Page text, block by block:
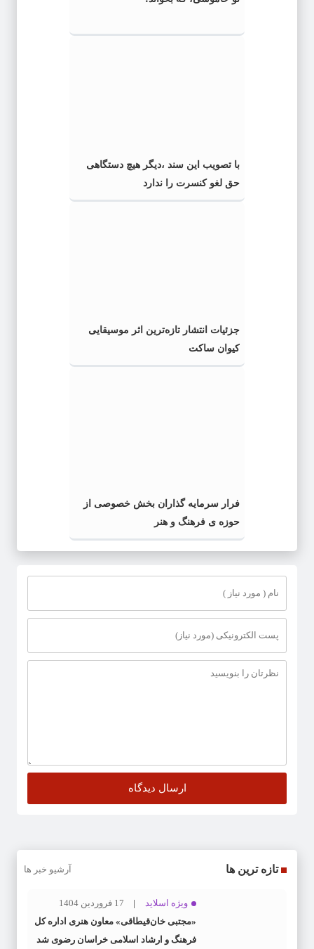
با تصویب این سند ،دیگر هیچ دستگاهی
حق لغو کنسرت را ندارد
جزئیات انتشار تازه‌ترین اثر موسیقایی
کیوان ساکت
فرار سرمایه گذاران بخش خصوصی از
حوزه ی فرهنگ و هنر
تازه ترین ها آرشیو خبر ها
ویژه اسلاید
17 فروردین 1404
«مجتبی خان‌قیطاقی» معاون هنری اداره کل
فرهنگ و ارشاد اسلامی خراسان رضوی شد